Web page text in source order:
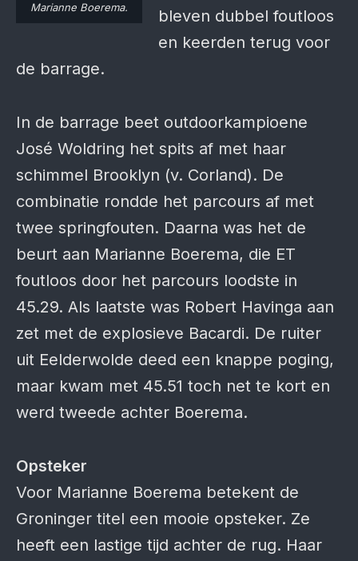
Marianne Boerema.
bleven dubbel foutloos
en keerden terug voor
de barrage.
In de barrage beet outdoorkampioene
José Woldring het spits af met haar
schimmel Brooklyn (v. Corland). De
combinatie rondde het parcours af met
twee springfouten. Daarna was het de
beurt aan Marianne Boerema, die ET
foutloos door het parcours loodste in
45.29. Als laatste was Robert Havinga aan
zet met de explosieve Bacardi. De ruiter
uit Eelderwolde deed een knappe poging,
maar kwam met 45.51 toch net te kort en
werd tweede achter Boerema.
Opsteker
Voor Marianne Boerema betekent de
Groninger titel een mooie opsteker. Ze
heeft een lastige tijd achter de rug. Haar